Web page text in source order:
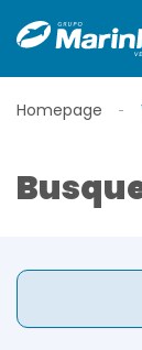
Homepage